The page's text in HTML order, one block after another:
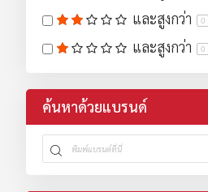
และสูงกว่า 0
และสูงกว่า 0
ค้นหาด้วยแบรนด์